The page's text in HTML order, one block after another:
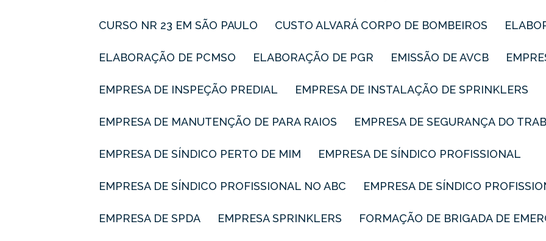
CURSO NR 23 EM SÃO PAULO CUSTO ALVARÁ CORPO DE BOMBEIROS
ELABORAÇÃO DE PCMSO ELABORAÇÃO DE PGR EMISSÃO DE AVCB
EMPRESA DE INSPEÇÃO PREDIAL EMPRESA DE INSTALAÇÃO DE SPRINKLERS
EMPRESA DE MANUTENÇÃO DE PARA RAIOS EMPRESA DE SEGURANÇA DO
EMPRESA DE SÍNDICO PERTO DE MIM EMPRESA DE SÍNDICO PROFISSIONAL
EMPRESA DE SÍNDICO PROFISSIONAL NO ABC EMPRESA DE SÍNDICO
EMPRESA DE SPDA EMPRESA SPRINKLERS FORMAÇÃO DE BRIGADA DE